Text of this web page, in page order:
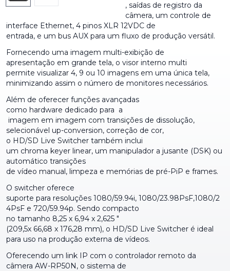
, saídas de registro da
câmera, um controle de
interface Ethernet, 4 pinos XLR 12VDC de
entrada, e um bus AUX para um fluxo de produção versátil.
Fornecendo uma imagem multi-exibição de
apresentação em grande tela, o visor interno multi
permite visualizar 4, 9 ou 10 imagens em uma única tela,
minimizando assim o número de monitores necessários.
Além de oferecer funções avançadas
como hardware dedicado para a
imagem em imagem com transições de dissolução,
selecionável up-conversion, correção de cor,
o HD/SD Live Switcher também inclui
um chroma keyer linear, um manipulador a jusante (DSK) ou
automático transições
de vídeo manual, limpeza e memórias de pré-PiP e frames.
O switcher oferece
suporte para resoluções 1080/59.94i, 1080/23.98PsF,1080/2
4PsF e 720/59.94p. Sendo compacto
no tamanho 8,25 x 6,94 x 2,625 "
(209,5x 66,68 x 176,28 mm), o HD/SD Live Switcher é ideal
para uso na produção externa de vídeos.
Oferecendo um link IP com o controlador remoto da
câmera AW-RP50N, o sistema de